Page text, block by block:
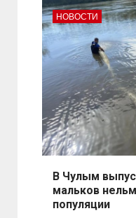
НОВОСТИ
В Чулым
мальков
популяции